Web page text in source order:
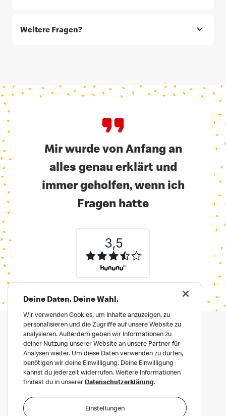
Weitere Fragen?
Mir wurde von Anfang an
alles genau erklärt und
immer geholfen, wenn ich
Fragen hatte
Deine Daten. Deine Wahl.
Wir verwenden Cookies, um Inhalte anzuzeigen, zu
personalisieren und die Zugriffe auf unsere Website zu
analysieren. Außerdem geben wir Informationen zu
deiner Nutzung unserer Website an unsere Partner für
Analysen weiter. Um diese Daten verwenden zu dürfen,
benötigen wir deine Einwilligung. Deine Einwilligung
kannst du jederzeit widerrufen. Weitere Informationen
findest du in unserer Datenschutzerklärung.
Einstellungen